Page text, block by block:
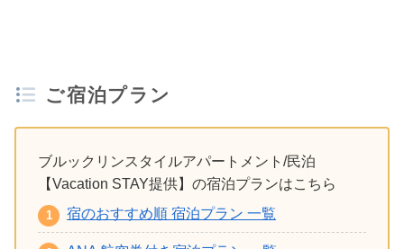
ご宿泊プラン
ブルックリンスタイルアパートメント/民泊
【Vacation STAY提供】の宿泊プランはこちら
宿のおすすめ順 宿泊プラン 一覧